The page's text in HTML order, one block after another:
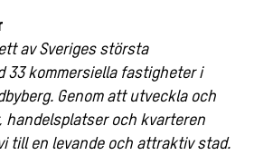
av Sveriges största
33 kommersiella fastigheter i
Genom att utveckla och
handelsplatser och kvarteren
till en levande och attraktiv stad.